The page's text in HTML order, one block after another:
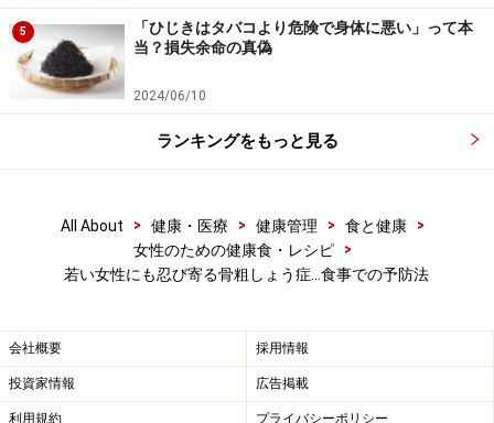
5
「ひじきはタバコより危険で身体に悪い」って本
当？損失余命の真偽
2024/06/10
ランキングをもっと見る
All About > 健康・医療 > 健康管理 > 食と健康
>
女性のための健康食・レシピ
>
若い女性にも忍び寄る骨粗しょう症…食事での予防法
会社概要 採用情報
投資家情報 広告掲載
利用規約 プライバシーポリシー